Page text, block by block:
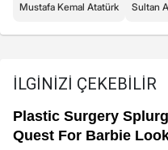
Mustafa Kemal Atatürk Sultan